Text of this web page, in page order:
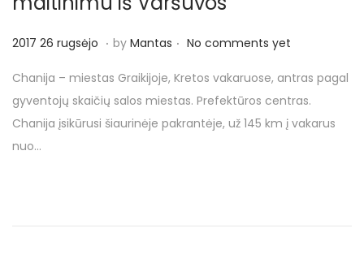
P
s
t
e
d
2017 26 rugsėjo 2
1
7
2
. by Mantas . No comments yet
Chanija – miestas Graikijoje, Kretos vakaruose, antras pagal
gyventojų skaičių salos miestas. Prefektūros centras.
Chanija įsikūrusi šiaurinėje pakrantėje, už 145 km į vakarus
nuo…